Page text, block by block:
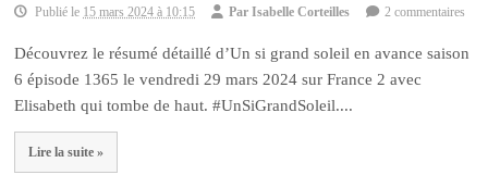
Publié le 15 mars 2024 à 10:15 ParIsabelle Corteilles 2 commentaires
Découvrez le résumé détaillé d’Un si grand soleil en avance saison
6 épisode 1365 le vendredi 29 mars 2024 sur France 2 avec
Elisabeth qui tombe de haut. #UnSiGrandSoleil....
Lire la suite »